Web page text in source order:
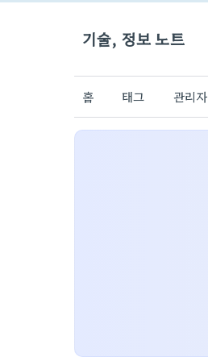
기술, 정보 노트
홈 태그 관리자